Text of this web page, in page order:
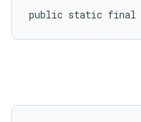
public static final